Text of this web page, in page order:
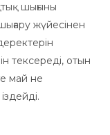
шығыны
жүйесінен
тексереді, отын
май не